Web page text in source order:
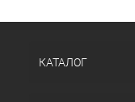
КАТАЛОГ